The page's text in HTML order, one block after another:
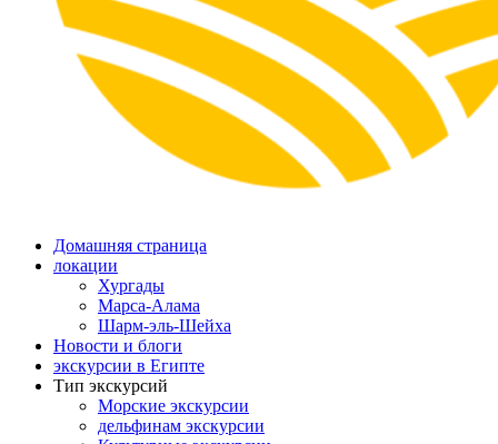
Домашняя страница
локации
Хургады
Марса-Алама
Шарм-эль-Шейха
Новости и блоги
экскурсии в Египте
Тип экскурсий
Морские экскурсии
дельфинам экскурсии